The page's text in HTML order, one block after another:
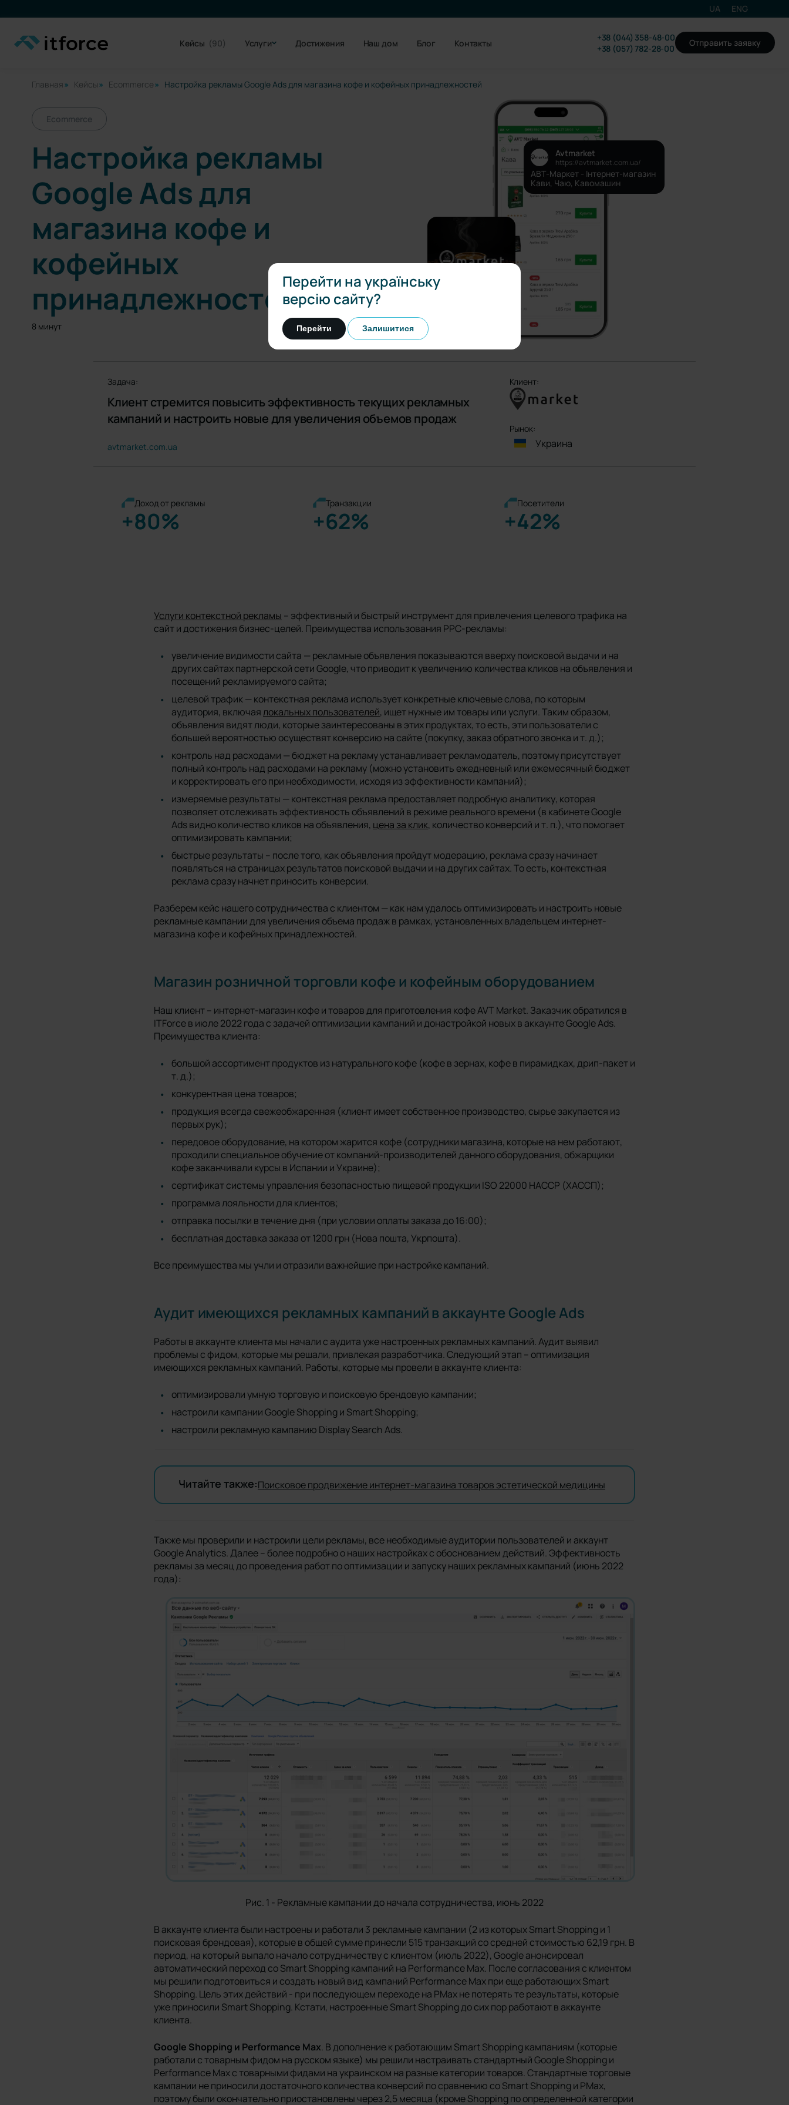
UA ENG
Кейсы (90) Услуги Достижения Наш дом Блог Контакты
+38 (044) 358-48-00
+38 (057) 782-28-00
Отправить заявку
Главная Кейсы Ecommerce Настройка рекламы Google Ads для магазина кофе и кофейных принадлежностей
Ecommerce
Настройка рекламы
Google Ads для
магазина кофе и
кофейных
принадлежностей
8 минут
Avtmarket
https://avtmarket.com.ua/
АВТ-Маркет - Інтернет-магазин
Кави, Чаю, Кавомашин
Задача:
Клиент стремится повысить эффективность текущих рекламных
кампаний и настроить новые для увеличения объемов продаж
avtmarket.com.ua
Клиент:
Рынок:
Украина
Доход от рекламы
+80%
Транзакции
+62%
Посетители
+42%
Услуги контекстной рекламы – эффективный и быстрый инструмент для привлечения целевого трафика на
сайт и достижения бизнес-целей. Преимущества использования PPC-рекламы:
увеличение видимости сайта — рекламные объявления показываются вверху поисковой выдачи и на
других сайтах партнерской сети Google, что приводит к увеличению количества кликов на объявления и
посещений рекламируемого сайта;
целевой трафик — контекстная реклама использует конкретные ключевые слова, по которым
аудитория, включаялокальных пользователей, ищет нужные им товары или услуги. Таким образом,
объявления видят люди, которые заинтересованы в этих продуктах, то есть, эти пользователи с
большей вероятностью осуществят конверсию на сайте (покупку, заказ обратного звонка и т. д.);
контроль над расходами — бюджет на рекламу устанавливает рекламодатель, поэтому присутствует
полный контроль над расходами на рекламу (можно установить ежедневный или ежемесячный бюджет
и корректировать его при необходимости, исходя из эффективности кампаний);
измеряемые результаты — контекстная реклама предоставляет подробную аналитику, которая
позволяет отслеживать эффективность объявлений в режиме реального времени (в кабинете Google
Ads видно количество кликов на объявления, цена за клик, количество конверсий и т. п.), что помогает
оптимизировать кампании;
быстрые результаты – после того, как объявления пройдут модерацию, реклама сразу начинает
появляться на страницах результатов поисковой выдачи и на других сайтах. То есть, контекстная
реклама сразу начнет приносить конверсии.
Разберем кейс нашего сотрудничества с клиентом — как нам удалось оптимизировать и настроить новые
рекламные кампании для увеличения объема продаж в рамках, установленных владельцем интернет-
магазина кофе и кофейных принадлежностей.
Магазин розничной торговли кофе и кофейным оборудованием
Наш клиент – интернет-магазин кофе и товаров для приготовления кофе AVT Market. Заказчик обратился в
ITForce в июле 2022 года с задачей оптимизации кампаний и донастройкой новых в аккаунте Google Ads.
Преимущества клиента:
большой ассортимент продуктов из натурального кофе (кофе в зернах, кофе в пирамидках, дрип-пакет и
т. д.);
конкурентная цена товаров;
продукция всегда свежеобжаренная (клиент имеет собственное производство, сырье закупается из
первых рук);
передовое оборудование, на котором жарится кофе (сотрудники магазина, которые на нем работают,
проходили специальное обучение от компаний-производителей данного оборудования, обжарщики
кофе заканчивали курсы в Испании и Украине);
сертификат системы управления безопасностью пищевой продукции ISO 22000 HACCP (ХАССП);
программа лояльности для клиентов;
отправка посылки в течение дня (при условии оплаты заказа до 16:00);
бесплатная доставка заказа от 1200 грн (Нова пошта, Укрпошта).
Все преимущества мы учли и отразили важнейшие при настройке кампаний.
Аудит имеющихся рекламных кампаний в аккаунте Google Ads
Работы в аккаунте клиента мы начали с аудита уже настроенных рекламных кампаний. Аудит выявил
проблемы с фидом, которые мы решали, привлекая разработчика. Следующий этап – оптимизация
имеющихся рекламных кампаний. Работы, которые мы провели в аккаунте клиента:
оптимизировали умную торговую и поисковую брендовую кампании;
настроили кампании Google Shopping и Smart Shopping;
настроили рекламную кампанию Display Search Ads.
Читайте также:Поисковое продвижение интернет-магазина товаров эстетической медицины
Также мы проверили и настроили цели рекламы, все необходимые аудитории пользователей и аккаунт
Google Analytics. Далее – более подробно о наших настройках с обоснованием действий. Эффективность
рекламы за месяц до проведения работ по оптимизации и запуску наших рекламных кампаний (июнь 2022
года):
Рис. 1 - Рекламные кампании до начала сотрудничества, июнь 2022
В аккаунте клиента были настроены и работали 3 рекламные кампании (2 из которых Smart Shopping и 1
поисковая брендовая), которые в общей сумме принесли 515 транзакций со средней стоимостью 62,19 грн. В
период, на который выпало начало сотрудничеству с клиентом (июль 2022), Google анонсировал
автоматический переход со Smart Shopping кампаний на Performance Max. После согласования с клиентом
мы решили подготовиться и создать новый вид кампаний Performance Max при еще работающих Smart
Shopping. Цель этих действий - при последующем переходе на PMax не потерять те результаты, которые
уже приносили Smart Shopping. Кстати, настроенные Smart Shopping до сих пор работают в аккаунте
клиента.
Google Shopping и Performance Max. В дополнение к работающим Smart Shopping кампаниям (которые
работали с товарным фидом на русском языке) мы решили настраивать стандартный Google Shopping и
Performance Max с товарными фидами на украинском на разные категории товаров. Стандартные торговые
кампании не приносили достаточного количества конверсий по сравнению со Smart Shopping и PMax,
поэтому были окончательно приостановлены через 2,5 месяца (кроме Shopping по определенной категории
Перейти на українську
версію сайту?
Перейти Залишитися